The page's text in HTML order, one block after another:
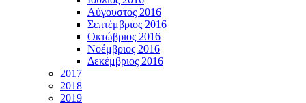
Αύγουστος 2016
Σεπτέμβριος 2016
Οκτώβριος 2016
Νοέμβριος 2016
Δεκέμβριος 2016
2017
2018
2019